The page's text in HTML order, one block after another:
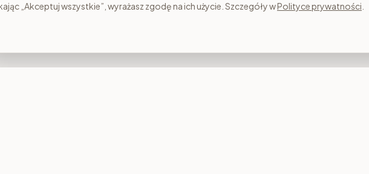
„Akceptuj wszystkie”, wyrażasz zgodę na ich użycie. Szczegóły wPolityce prywatności